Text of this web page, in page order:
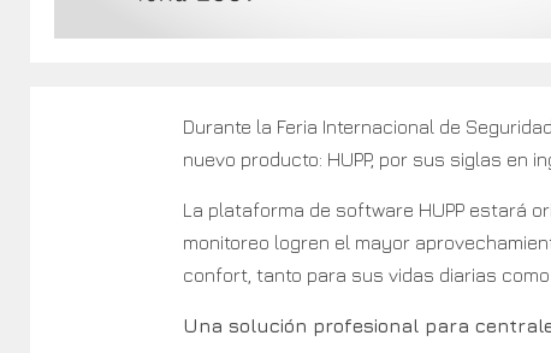
Durante la Feria Internacional de
nuevo producto: HUPP, por sus siglas en
La plataforma de software HUPP estará
monitoreo logren el mayor
confort, tanto para sus vidas diarias
Una solución profesional para